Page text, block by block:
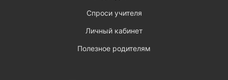
Спроси учителя
Личный кабинет
Полезное родителям